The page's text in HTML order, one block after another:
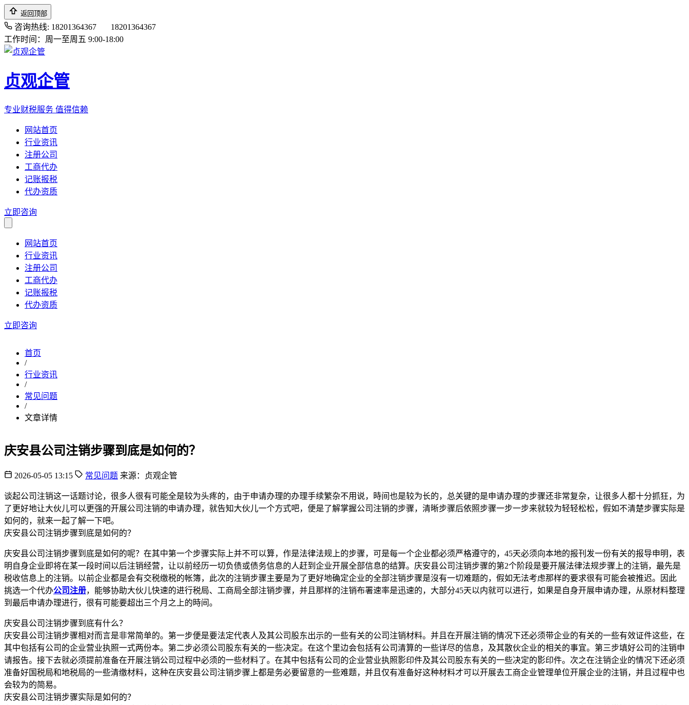
返回顶部
咨询热线: 18201364367
18201364367
工作时间：周一至周五 9:00-18:00
贞观企管
专业财税服务 值得信赖
网站首页
行业资讯
注册公司
工商代办
记账报税
代办资质
立即咨询
网站首页
行业资讯
注册公司
工商代办
记账报税
代办资质
立即咨询
首页
/
行业资讯
/
常见问题
/
文章详情
庆安县公司注销步骤到底是如何的？
2026-05-05 13:15 常见问题 来源：贞观企管
谈起公司注销这一话题讨论，很多人很有可能全是较为头疼的，由于申请办理的办理手续繁杂不用说，時间也是较为长的，总关键的是申请办理的步骤还非常复杂，让很多人都十分抓狂，为
了更好地让大伙儿可以更强的开展公司注销的申请办理，就告知大伙儿一个方式吧，便是了解掌握公司注销的步骤，清晰步骤后依照步骤一步一步来就较为轻轻松松，假如不清楚步骤实际是
如何的，就来一起了解一下吧。
庆安县公司注销步骤到底是如何的？
庆安县公司注销步骤到底是如何的呢？在其中第一个步骤实际上并不可以算，作是法律法规上的步骤，可是每一个企业都必须严格遵守的，45天必须向本地的报刊发一份有关的报导申明，表
明自身企业即将在某一段时间以后注销经营，让以前经历一切负债或债务信息的人赶到企业开展全部信息的结算。庆安县公司注销步骤的第2个阶段是要开展法律法规步骤上的注销，最先是
税收信息上的注销。以前企业都是会有交税缴税的帐簿，此次的注销步骤主要是为了更好地确定企业的全部注销步骤是沒有一切难题的，假如无法考虑那样的要求很有可能会被推迟。因此
挑选一个代办公司注册，能够协助大伙儿快速的进行税局、工商局全部注销步骤，并且那样的注销布署速率是迅速的，大部分45天以内就可以进行，如果是自身开展申请办理，从原材料整理
到最后申请办理进行，很有可能要超出三个月之上的時间。
庆安县公司注销步骤到底有什么？
庆安县公司注销步骤相对而言是非常简单的。第一步便是要法定代表人及其公司股东出示的一些有关的公司注销材料。并且在开展注销的情况下还必须带企业的有关的一些有效证件这些，在
其中包括有公司的企业营业执照一式两份本。第二步必须公司股东有关的一些决定。在这个里边会包括有公司清算的一些详尽的信息，及其散伙企业的相关的事宜。第三步填好公司的注销申
请报告。接下去就必须提前准备在开展注销公司过程中必须的一些材料了。在其中包括有公司的企业营业执照影印件及其公司股东有关的一些决定的影印件。次之在注销企业的情况下还必须
准备好国税局和地税局的一些清缴材料，这种在庆安县公司注销步骤上都是务必要留意的一些难题，并且仅有准备好这种材料才可以开展去工商企业管理单位开展企业的注销，并且过程中也
会较为的简易。
庆安县公司注销步骤实际是如何的？